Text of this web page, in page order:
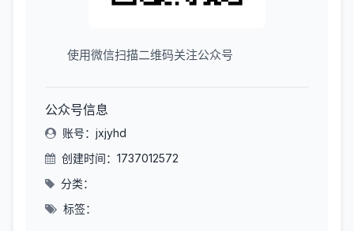
使用微信扫描二维码关注公众号
公众号信息
账号：jxjyhd
创建时间：1737012572
分类：
标签：